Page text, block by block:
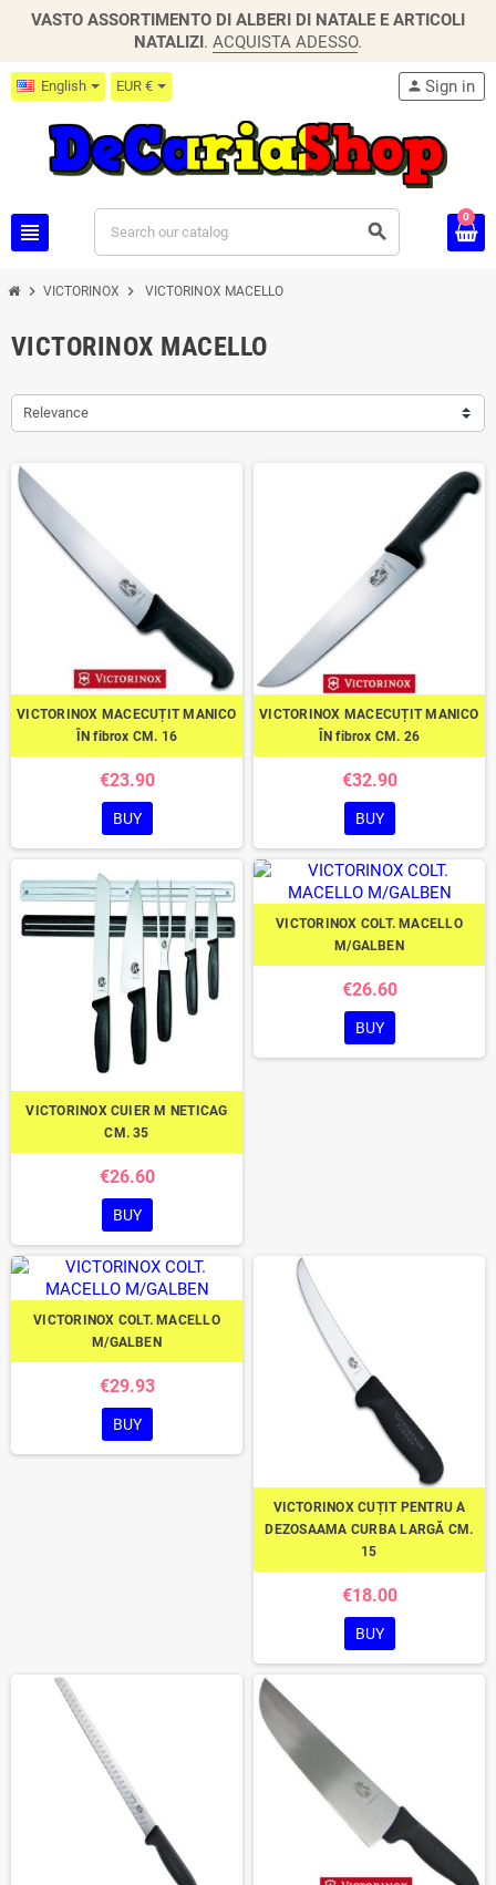
VASTO ASSORTIMENTO DI ALBERI DI NATALE E ARTICOLI
NATALIZI. ACQUISTA ADESSO.
English EUR €
view_headline search
person Sign in
0
chevron_right VICTORINOX chevron_right VICTORINOX MACELLO
VICTORINOX MACELLO
Relevance
VICTORINOX MACECUȚIT MANICO
ÎN fibrox CM. 16
€23.90
BUY
VICTORINOX MACECUȚIT MANICO
ÎN fibrox CM. 26
€32.90
BUY
VICTORINOX CUIER M NETICAG
CM. 35
€26.60
BUY
VICTORINOX COLT. MACELLO
M/GALBEN
€26.60
BUY
VICTORINOX COLT. MACELLO
M/GALBEN
€29.93
BUY
VICTORINOX CUȚIT PENTRU A
DEZOSAAMA CURBA LARGĂ CM.
15
€18.00
BUY